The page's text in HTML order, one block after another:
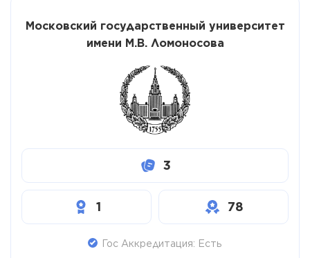
Московский государственный университет
имени М.В. Ломоносова
3
1 78
Гос Аккредитация: Есть